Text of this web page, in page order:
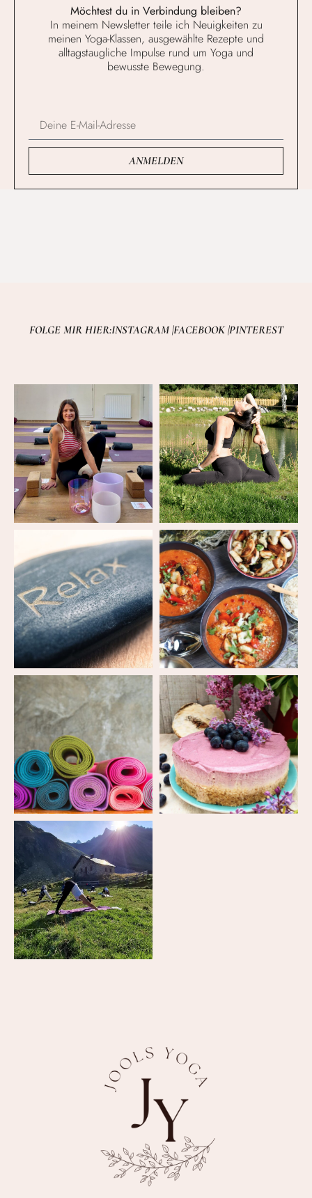
Möchtest du in Verbindung bleiben?
In meinem Newsletter teile ich Neuigkeiten zu
meinen Yoga-Klassen, ausgewählte Rezepte und
alltagstaugliche Impulse rund um Yoga und
bewusste Bewegung.
ANMELDEN
FOLGE MIR HIER:INSTAGRAM |FACEBOOK |PINTEREST